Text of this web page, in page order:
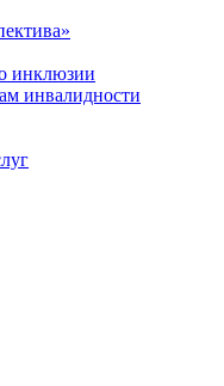
инклюзии
инвалидности